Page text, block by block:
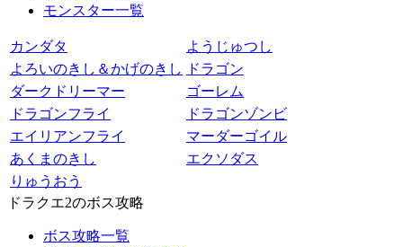
モンスター一覧
カンダタ
ようじゅつし
よろいのきし＆かげのきし
ドラゴン
ダークドリーマー
ゴーレム
ドラゴンフライ
ドラゴンゾンビ
エイリアンフライ
マーダーゴイル
あくまのきし
エクソダス
りゅうおう
ドラクエ2のボス攻略
ボス攻略一覧